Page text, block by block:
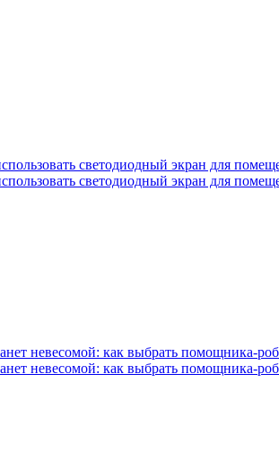
светодиодный экран для
светодиодный экран для
невесомой: как выбрать
невесомой: как выбрать